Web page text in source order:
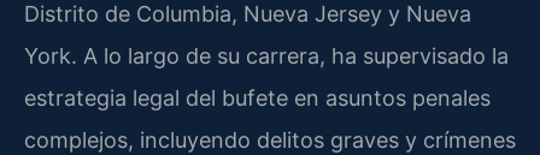
Distrito de Columbia, Nueva Jersey y Nueva
York. A lo largo de su carrera, ha supervisado la
estrategia legal del bufete en asuntos penales
complejos, incluyendo delitos graves y crímenes